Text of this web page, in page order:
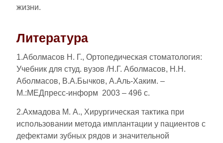
жизни.
Литература
1.Аболмасов Н. Г., Ортопедическая стоматология:
Учебник для студ. вузов /Н.Г. Аболмасов, Н.Н.
Аболмасов, В.А.Бычков, А.Аль-Хаким. –
М.:МЕДпресс-информ 2003 – 496 с.
2.Ахмадова М. А., Хирургическая тактика при
использовании метода имплантации у пациентов с
дефектами зубных рядов и значительной